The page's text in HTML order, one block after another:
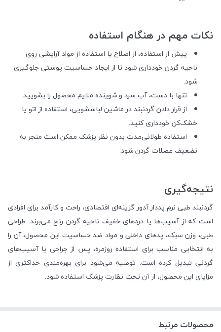
نکات مهم در هنگام استفاده
پیش از استفاده، از اصلاح یا استفاده از مواد آرایشی روی
ناحیه گردن خودداری شود تا از ایجاد حساسیت پوستی جلوگیری
شود.
تنها با دست، آب سرد و شوینده ملایم محصول را بشویید.
از قرار دادن گردنبند در ماشین لباسشویی، استفاده از اتو یا
خشک‌کن خودداری کنید.
استفاده طولانی‌مدت بدون نظر پزشک ممکن است منجر به
تضعیف عضلات گردن شود.
نتیجه‌گیری
گردنبند طبی نرم پددار آدور گزینه‌ای اقتصادی، راحت و کارآمد برای افرادی
است که از آسیب‌ها یا دردهای خفیف ناحیه گردن رنج می‌برند. طراحی
طبی، وزن سبک، پدهای داخلی و مواد ضد حساسیت این محصول، آن را
به انتخابی مناسب برای استفاده روزمره، پس از جراحی یا آسیب‌های
گردنی تبدیل کرده است. توصیه می‌شود برای بهره‌مندی حداکثری از
مزایای این محصول، از آن تحت نظارت پزشک استفاده شود.
محصولات مرتبط